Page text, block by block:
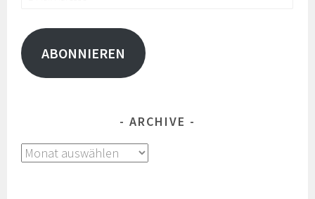
Adresse
ABONNIEREN
ARCHIVE
Archive